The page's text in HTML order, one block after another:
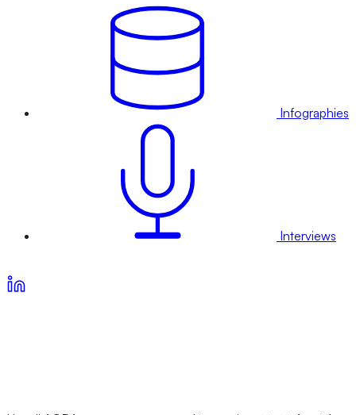
Infographies
Interviews